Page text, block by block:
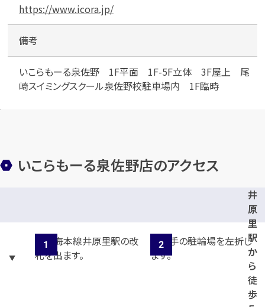
【総合受付】24時間・年中無休(年末年
メールで無料相談する
https://www.icora.jp/
備考
いこらもーる泉佐野 1F平面 1F-5F立体 3F屋上 尾
崎スイミングスクール泉佐野校駐車場内 1F臨時
いこらもーる泉佐野店のアクセス
井
原
里
駅
か
ら
徒
歩